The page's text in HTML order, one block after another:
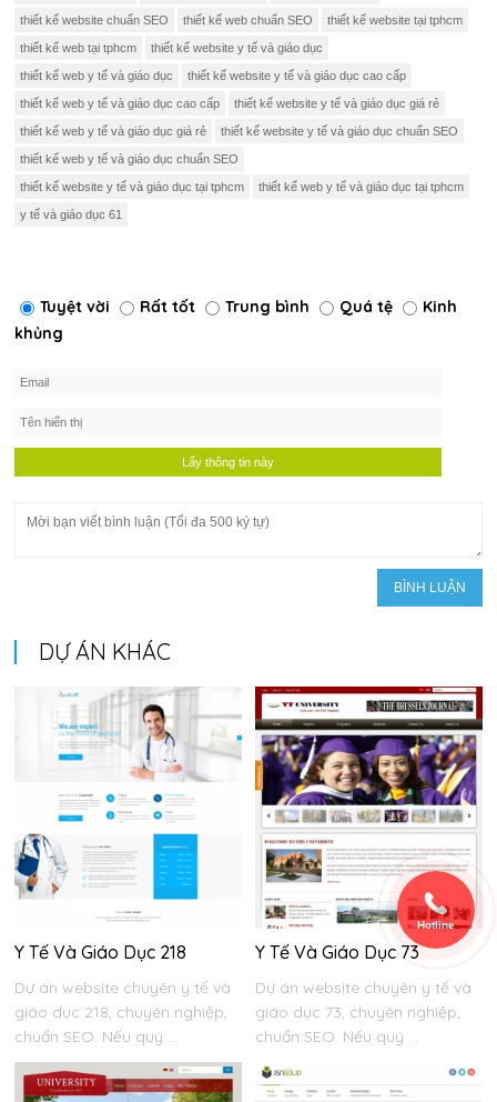
thiết kế website chuẩn SEO thiết kế web chuẩn SEO thiết kế website tại tphcm
thiết kế web tại tphcm thiết kế website y tế và giáo dục
thiết kế web y tế và giáo dục thiết kế website y tế và giáo dục cao cấp
thiết kế web y tế và giáo dục cao cấp thiết kế website y tế và giáo dục giá rẻ
thiết kế web y tế và giáo dục giá rẻ thiết kế website y tế và giáo dục chuẩn SEO
thiết kế web y tế và giáo dục chuẩn SEO
thiết kế website y tế và giáo dục tại tphcm thiết kế web y tế và giáo dục tại tphcm
y tế và giáo dục 61
Tuyệt vời Rất tốt Trung bình Quá tệ
Kinh
khủng
DỰ ÁN KHÁC
Y Tế Và Giáo Dục 218
Dự án website chuyên y tế và
giáo dục 218, chuyên nghiệp,
chuẩn SEO. Nếu quý ...
Y Tế Và Giáo Dục 73
Dự án website chuyên y tế và
giáo dục 73, chuyên nghiệp,
chuẩn SEO. Nếu quý ...
Hotline